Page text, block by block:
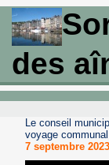
des
Le conseil
voyage
7 septembre 2023